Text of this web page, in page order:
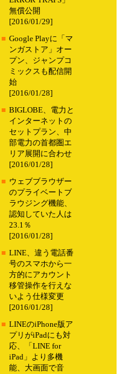
無償公開
[2016/01/29]
■ Google Playに「マ
ンガストア」オー
プン、ジャンプコ
ミックスも配信開
始
[2016/01/28]
■ BIGLOBE、電力と
インターネットの
セットプラン、中
部電力の首都圏エ
リア展開に合わせ
[2016/01/28]
■ ウェブブラウザー
のプライベートブ
ラウジング機能、
認知していた人は
23.1％
[2016/01/28]
■ LINE、違う電話番
号のスマホから一
方的にアカウント
移管操作を行えな
いよう仕様変更
[2016/01/28]
■ LINEのiPhone版ア
プリがiPadにも対
応、「LINE for
iPad」より多機
能、大画面で音